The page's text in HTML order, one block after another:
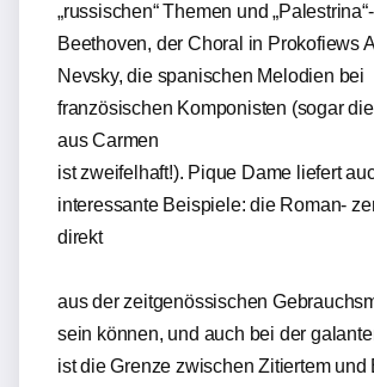
„russischen“ Themen und
Beethoven, der Choral in Prokofiews
Nevsky, die spanischen Melodien bei
französischen Komponisten (sogar
aus Carmen
ist zweifelhaft!). Pique Dame liefert
interessante Beispiele: die Roman-
direkt
aus der zeitgenössischen
sein können, und auch bei der
ist die Grenze zwischen Zitiertem und